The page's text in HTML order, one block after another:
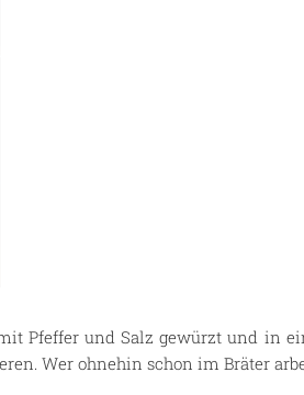
Pfeffer und Salz gewürzt und in
Wer ohnehin schon im Bräter